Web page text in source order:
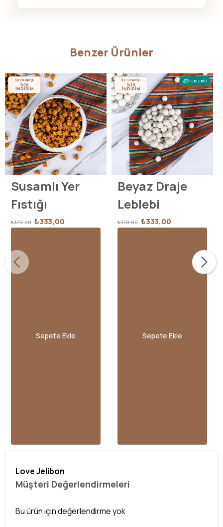
Benzer Ürünler
İLK SİPARİŞE
%10
İNDİRİM
Susamlı Yer
Fıstığı
₺370,00 ₺333,00
Sepete Ekle
LEBLEBİLİ
İLK SİPARİŞE
%10
İNDİRİM
Beyaz Draje
Leblebi
₺370,00 ₺333,00
Sepete Ekle
Love Jelibon
Müşteri Değerlendirmeleri
Bu ürün için değerlendirme yok